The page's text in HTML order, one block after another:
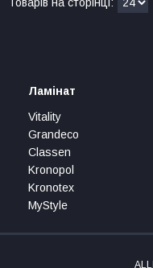
Ламінат
Vitality
Grandeco
Classen
Kronopol
Kronotex
MyStyle